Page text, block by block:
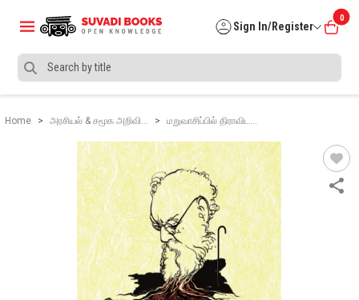
Sign In/Register
0
Home அரசியல் & சமூக அறிவி… மறுவாசிப்பில் திராவிட…